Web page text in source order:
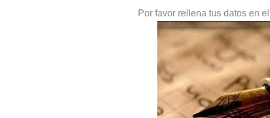
Por favor rellena tus datos en